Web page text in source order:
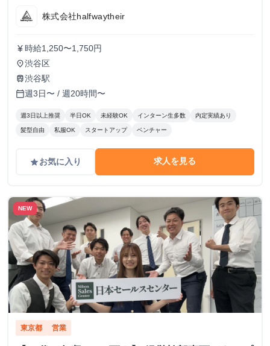
株式会社halfwaytheir
currency_yen 時給1,250〜1,750円
place渋谷区
train渋谷駅
calendar_today週3日〜 / 週20時間〜
週3日以上推奨 半日OK 未経験OK インターン生多数 内定実績あり
髪型自由 私服OK スタートアップ ベンチャー
gradeお気に入り 求人を見る
NEW
東京都 営業